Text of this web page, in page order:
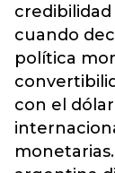
credibilidad
cuando
política
con el